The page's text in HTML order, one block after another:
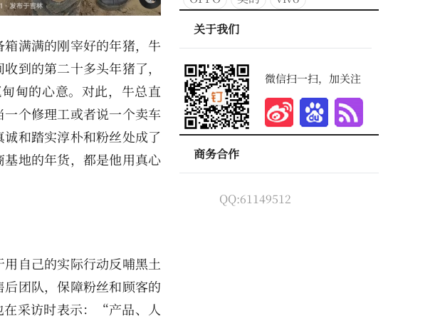
满满的刚宰好的年猪，牛
到的第二十多头年猪了，
甸的心意。对此，牛总直
个修理工或者说一个卖车
和踏实淳朴和粉丝处成了
地的年货，都是他用真心
自己的实际行动反哺黑土
团队，保障粉丝和顾客的
在采访时表示：“产品、人
关于我们
微信扫一扫，加关注
商务合作
QQ:61149512